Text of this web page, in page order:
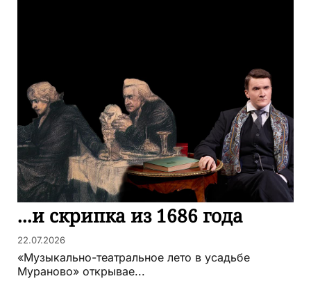
...и скрипка из 1686 года
22.07.2026
«Музыкально-театральное лето в усадьбе
Мураново» открывае...